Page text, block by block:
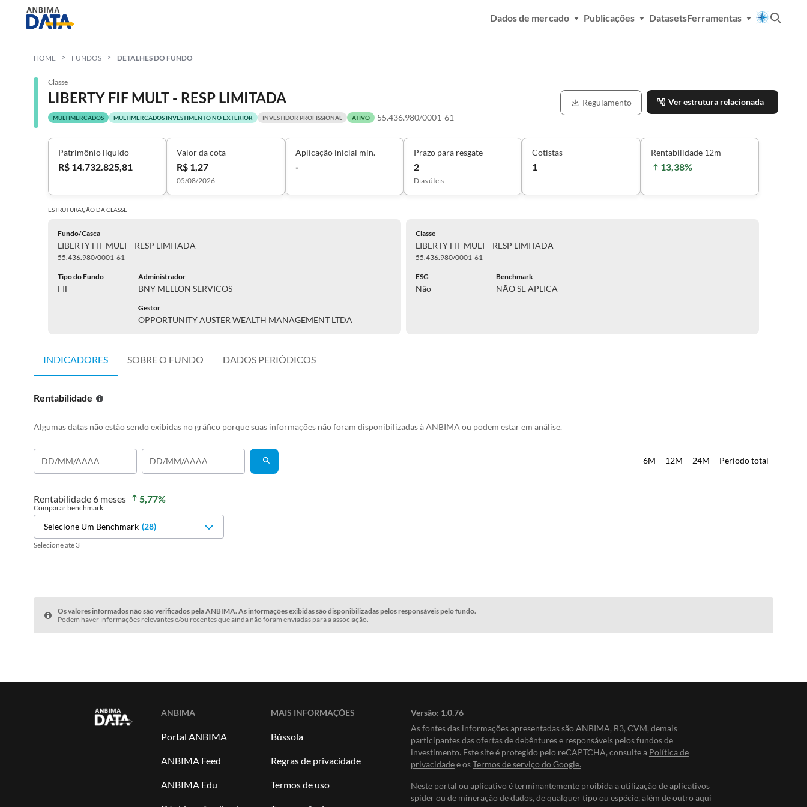
Dados de mercado Publicações DatasetsFerramentas
HOME FUNDOS DETALHES DO FUNDO
Classe
LIBERTY FIF MULT - RESP LIMITADA
MULTIMERCADOS MULTIMERCADOS INVESTIMENTO NO EXTERIOR INVESTIDOR PROFISSIONAL ATIVO 55.436.980/0001-61
Regulamento Ver estrutura relacionada
Patrimônio líquido
R$ 14.732.825,81
Valor da cota
R$ 1,27
05/08/2026
Aplicação inicial mín.
-
Prazo para resgate
2
Dias úteis
Cotistas
1
Rentabilidade 12m
13,38%
ESTRUTURAÇÃO DACLASSE
Fundo/Casca
LIBERTY FIF MULT - RESP LIMITADA
55.436.980/0001-61
Tipo do Fundo
FIF
Administrador
BNY MELLON SERVICOS
Gestor
OPPORTUNITY AUSTER WEALTH MANAGEMENT LTDA
Classe
LIBERTY FIF MULT - RESP LIMITADA
55.436.980/0001-61
ESG
Não
Benchmark
NÃO SE APLICA
INDICADORES SOBRE O FUNDO DADOS PERIÓDICOS
Rentabilidade
Algumas datas não estão sendo exibidas no gráfico porque suas informações não foram disponibilizadas à ANBIMA ou podem estar em análise.
6M 12M 24M Período total
Rentabilidade 6 meses 5,77%
Comparar benchmark
Selecione Um Benchmark (28)
Selecione até 3
Os valores informados não são verificados pela ANBIMA. As informações exibidas são disponibilizadas pelos responsáveis pelo fundo.
Podem haver informações relevantes e/ou recentes que ainda não foram enviadas para a associação.
ANBIMA
Portal ANBIMA
ANBIMA Feed
ANBIMA Edu
MAIS INFORMAÇÕES
Bússola
Regras de privacidade
Termos de uso
Versão: 1.0.76
As fontes das informações apresentadas são ANBIMA, B3, CVM, demais
participantes das ofertas de debêntures e responsáveis pelos fundos de
investimento. Este site é protegido pelo reCAPTCHA, consulte a Política de
privacidadee osTermos de serviço do Google.
Neste portal ou aplicativo é terminantemente proibida a utilização de aplicativos
spider ou de mineração de dados, de qualquer tipo ou espécie, além de outro aqui